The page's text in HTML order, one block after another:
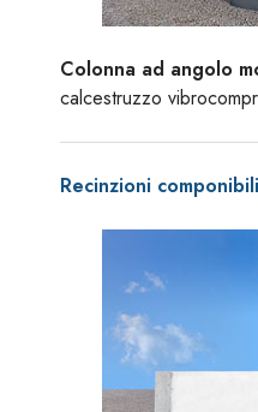
Colonna ad angolo
calcestruzzo
Recinzioni